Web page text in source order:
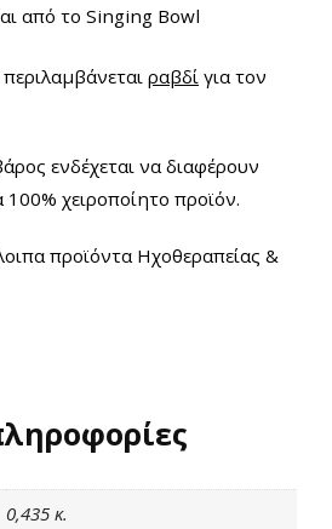
από το Singing Bowl
ραβδί για τον
ενδέχεται να διαφέρουν
100% χειροποίητο προϊόν.
προϊόντα Ηχοθεραπείας &
0,435 κ.